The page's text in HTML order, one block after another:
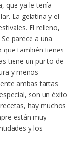
que ya le tenía
La gelatina y el
El relleno,
parece a una
que también tienes
tiene un punto de
y menos
ambas tartas
son un éxito
hay muchos
están muy
y los